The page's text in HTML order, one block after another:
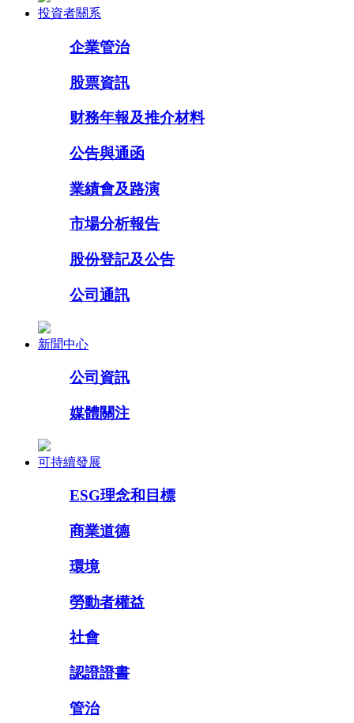
投資者關系
企業管治
股票資訊
财務年報及推介材料
公告與通函
業績會及路演
市場分析報告
股份登記及公告
公司通訊
新聞中心
公司資訊
媒體關注
可持續發展
ESG理念和目標
商業道德
環境
勞動者權益
社會
認證證書
管治